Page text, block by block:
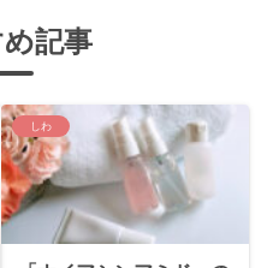
記事
しわ